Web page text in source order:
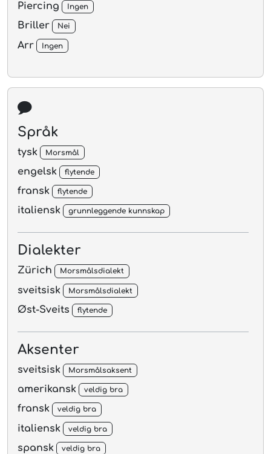
Piercing Ingen
Briller Nei
Arr Ingen
Språk
tysk Morsmål
engelsk flytende
fransk flytende
italiensk grunnleggende kunnskap
Dialekter
Zürich Morsmålsdialekt
sveitsisk Morsmålsdialekt
Øst-Sveits flytende
Aksenter
sveitsisk Morsmålsaksent
amerikansk veldig bra
fransk veldig bra
italiensk veldig bra
spansk veldig bra